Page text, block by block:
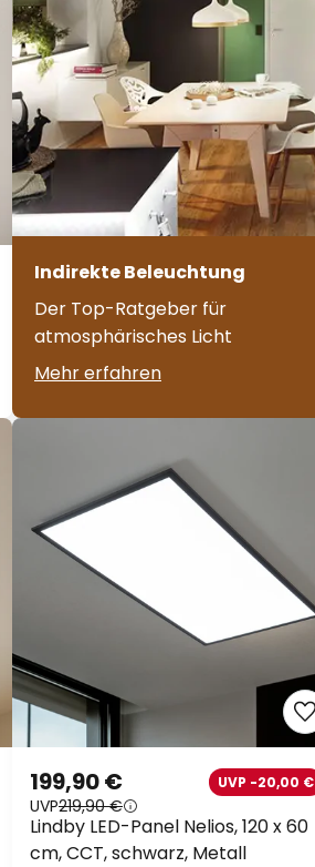
Indirekte Beleuchtung
Der Top-Ratgeber für
atmosphärisches Licht
Mehr erfahren
Lindby LED-Panel Nelios, 120 x 60
cm, CCT, schwarz, Metall
199,90 € UVP -20,00 €
UVP219,90 €